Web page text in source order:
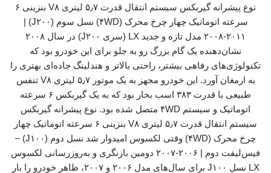
نوع پیشرانه گیربکس سیستم انتقال قدرت ۵٫۷ لیتری V۸ بنزینی ۶
سرعته اتوماتیک چهار چرخ محرک (۴WD) نسل سوم (J۲۰۰) |
۲۰۰۸-۲۰۱۱ مدل تازه و جدید LX (سری J۲۰۰) در سال ۲۰۰۸
نشان‌دهنده یک گام بزرگ رو به جلو برای این خودرو بود که
تکنولوژی‌های رفاهی بیشتر، راحتی بالاتر و هندلینگ جاده‌ای بهتری را
به ارمغان آورد. این خودرو مجهز به یک موتور ۵٫۷ لیتری V۸ تنفس
طبیعی با قدرت ۳۸۳ اسب بخار بود که به یک گیربکس ۶ سرعته
اتوماتیک و سیستم ۴WD متصل شده بود. نوع پیشرانه گیربکس
سیستم انتقال قدرت ۵٫۷ لیتری V۸ بنزینی ۶ سرعته اتوماتیک چهار
چرخ محرک (۴WD) وقتی لکسوس امیدوار شد نسل دوم (J۱۰۰) –
فیس‌لیفت دوم | ۲۰۰۶-۲۰۰۷ دومین بازنگری و به‌روزرسانی لکسوس
LX نسل J۱۰۰ برای سال‌های مدل ۲۰۰۶ و ۲۰۰۷، ظاهر خودرو را بار